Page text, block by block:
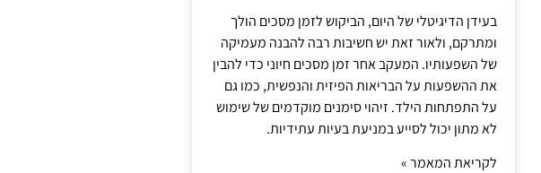
בעידן הדיגיטלי של היום, הביקוש לזמן מסכים הולך
ומתרקם, ולאור זאת יש חשיבות רבה להבנה מעמיקה
של השפעותיו. המעקב אחר זמן מסכים חיוני כדי להבין
את ההשפעות על הבריאות הפיזית והנפשית, כמו גם
על התפתחות הילד. זיהוי סימנים מוקדמים של שימוש
לא מתון יכול לסייע במניעת בעיות עתידיות.
לקריאת המאמר »